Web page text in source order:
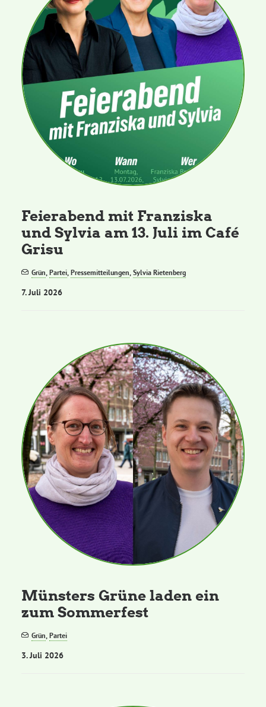
Feierabend mit Franziska
und Sylvia am 13. Juli im Café
Grisu
Grün,Partei,Pressemitteilungen,Sylvia Rietenberg
7. Juli 2026
Münsters Grüne laden ein
zum Sommerfest
Grün,Partei
3. Juli 2026